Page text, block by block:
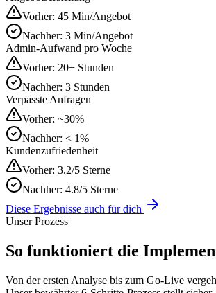
Vorher: 45 Min/Angebot
Nachher: 3 Min/Angebot
Admin-Aufwand pro Woche
Vorher: 20+ Stunden
Nachher: 3 Stunden
Verpasste Anfragen
Vorher: ~30%
Nachher: < 1%
Kundenzufriedenheit
Vorher: 3.2/5 Sterne
Nachher: 4.8/5 Sterne
Diese Ergebnisse auch für dich
Unser Prozess
So funktioniert die
Von der ersten Analyse bis zum Go-Live